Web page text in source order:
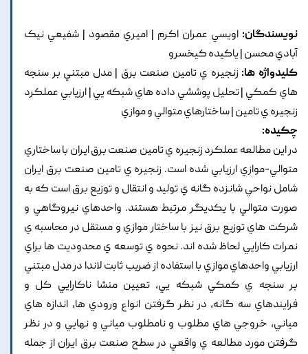
نویسندگان: اويسي عمران اکرم | اميري مقصود | شفيعي نيک
آبادي محسن | ياکيده کيخسرو
کلیدواژه ها: زنجيره ي تامين صنعت برق | مدل مبتني بر سنجه
هاي کمکي | تحليل پوششي داده هاي شبکه يي | ارزيابي عملکرد
زنجيره ي تامين | ساختارهاي متوالي و موازي
چکیده:
در اين مطالعه عملکرد زنجيره ي تامين صنعت برق ايران با ساختاري
متوالي-موازي ارزيابي شده است. زنجيره ي تامين صنعت برق ايران
شامل نواحي شانزده گانه ي توليد و انتقال و توزيع برق است که به
صورت متوالي با يکديگر مرتبط هستند. واحدهاي نيروگاهي و
شرکت هاي توزيع برق نيز با ساختار موازي و مستقل در محاسبه ي
نمرات کارايي لحاظ شده اند. نحوه ي توسعه ي محدوديت ها براي
ارزيابي واحدهاي موازي با استفاده از ضريب ثابت لاندا در مدل مبتني
بر سنجه ي کمکي شبکه يي, تعيين منشا ناکارايي کل و
فرايندهاي سه گانه, در نظر گرفتن انواع ورودي ها, اندازه هاي
مياني, خروجي هاي مطلوب و نامطلوب مياني و نهايي و در نظر
گرفتن مورد مطالعه ي واقعي در سطح صنعت برق ايران از جمله